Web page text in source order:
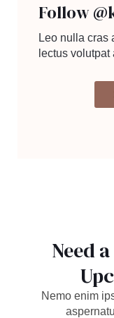
Follow
Leo nulla cras
lectus volutpat
Need
Nemo enim